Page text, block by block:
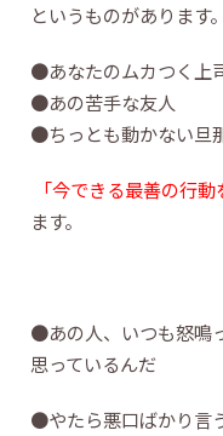
というものがあります。
●あなたのムカつく上
●あの苦手な友人
●ちっとも動かない旦
「今できる最善の行
ます。
●あの人、いつも怒鳴
思っているんだ
●やたら悪口ばかり言